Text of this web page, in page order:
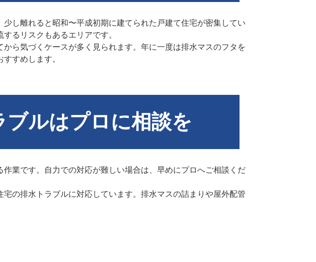
し離れると昭和〜平成初期に建てられた戸建て住宅が密集してい
るリスクもあるエリアです。
ら気づくケースが多く見られます。年に一度は排水マスのフタを
すめします。
ルはプロに相談を
業です。自力での対応が難しい場合は、早めにプロへご相談くだ
の排水トラブルに対応しています。排水マスの詰まりや屋外配管